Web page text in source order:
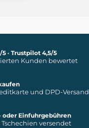
· Trustpilot 4,5/5
Kunden bewertet
und DPD-Versand
oder Einfuhrgebühren
versendet